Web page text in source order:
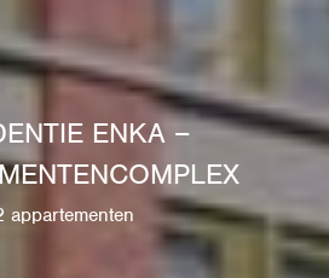
ENKA –
appartementen